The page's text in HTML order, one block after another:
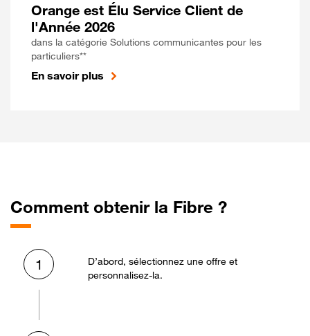
Orange est Élu Service Client de
l'Année 2026
dans la catégorie Solutions communicantes pour les
particuliers**
En savoir plus
Comment obtenir la Fibre ?
1
D’abord, sélectionnez une offre et
personnalisez-la.